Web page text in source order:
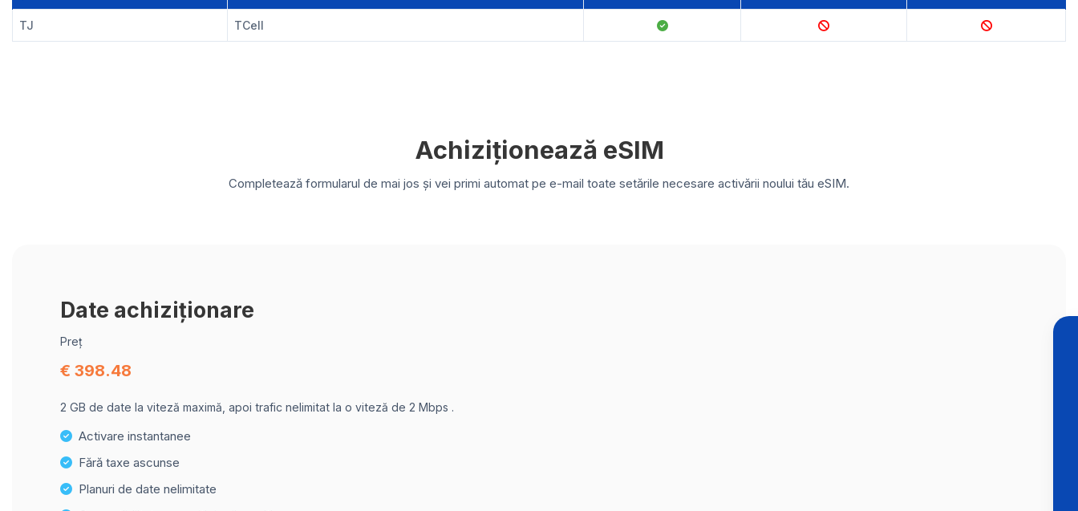
TJ TCell
Achiziționează eSIM
Completează formularul de mai jos și vei primi automat pe e-mail toate setările necesare activării noului tău eSIM.
Date achiziționare
Preț
€ 398.48
2 GB de date la viteză maximă, apoi trafic nelimitat la o viteză de 2 Mbps .
Activare instantanee
Fără taxe ascunse
Planuri de date nelimitate